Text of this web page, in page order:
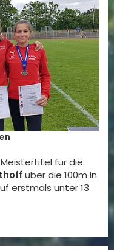
für die
über die 100m in
erstmals unter 13